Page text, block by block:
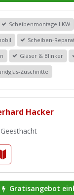
Scheibenmontage LKW
Scheiben-
Gläser & Blinker
Zuschnitte
Hacker
Gratisangebot